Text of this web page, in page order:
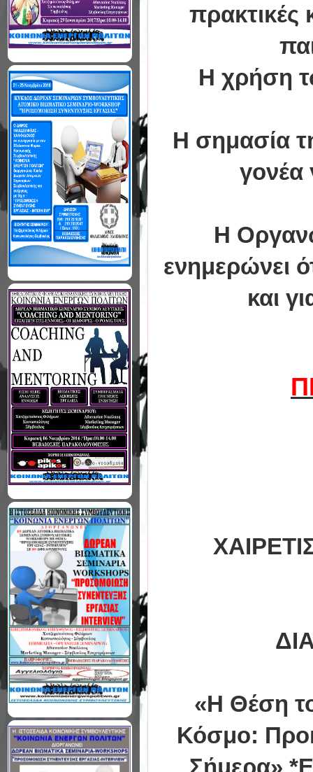
πρακτικές
Η χρήση
Η σημασία
γονέα
Η
ενημερώνει
και
«H Θέση
Κόσμο:
Σήμερα»